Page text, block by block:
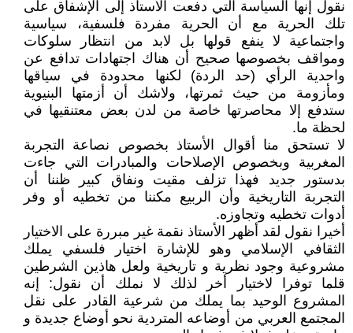
نقول إنها السياسة التي دفعت الأستاذ إلى الإشفاق على
تلك الحرية مع أن الحرية مفردة فلسفية، سياسية
واجتماعية لا ينفع قولها بل لابد من انتظار سلوكات
ومواقف بخصوصها صحيح أن هناك اجتهادات تدافع عن
واحدية الرأي (حد الردة) لكنها محدودة في سياقها
ومأزومة من حيث ثمرتها، ولاشك أن أزمتها البنيوية
ستدفع إلا محاصرتها خاصة من لدن بعض معتنقيها في
لحظة ما.
لا تستحق منا أقوال الأستاذ بخصوص نصاعة التجربة
المغربية وبخصوص الإصلاحات والمبادرات التي جاءت
بدستور جديد فهذا تزلف مقيت ونفاق كبير ظننا أن
التجربة التاريخية وأن الربيع مكننا من تخطيه أو وفر
أدوات تخطيه وتجاوزه.
أخيرا نقول لقد أظهر الأستاذ نقمة غير مبررة على الاختيار
الثقافي الإسلامي وهو للإشارة اختيار فلسفي يملك
مشروعية وجود نظرية و تاريخية ولعل هاذين الشرطين
قلما توفرا لاختيار أخر لذلك لا نملك أن نقول: إنه
المشروع الوحيد بما يملك من شرعية القادر على نقل
المجتمع العربي من أوضاعه المتردية نحو أوضاع جديدة و